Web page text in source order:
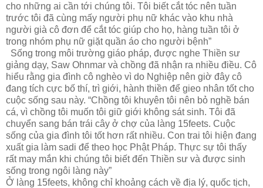
cho những ai cần tới chúng tôi. Tôi biết cắt tóc nên tuần
trước tôi đã cùng mấy người phụ nữ khác vào khu nhà
người già cô đơn để cắt tóc giúp cho họ, hàng tuần tôi ở
trong nhóm phụ nữ giặt quần áo cho người bệnh”
Sống trong môi trường giáo pháp, được nghe Thiền sư
giảng dạy, Saw Ohnmar và chồng đã nhận ra nhiều điều. Cô
hiểu rằng gia đình cô nghèo vì do Nghiệp nên giờ đây cô
đang tích cực bố thí, trì giới, hành thiền để gieo nhân tốt cho
cuộc sống sau này. “Chồng tôi khuyên tôi nên bỏ nghề bán
cá, vì chồng tôi muốn tôi giữ giới không sát sinh. Tôi đã
chuyển sang bán trái cây ở chợ của làng 15feets. Cuộc
sống của gia đình tôi tốt hơn rất nhiều. Con trai tôi hiện đang
xuất gia làm sadi để theo học Phật Pháp. Thực sự tôi thấy
rất may mắn khi chúng tôi biết đến Thiền sư và được sinh
sống trong ngôi làng này”
Ở làng 15feets, không chỉ khoảng cách về địa lý, quốc tịch,